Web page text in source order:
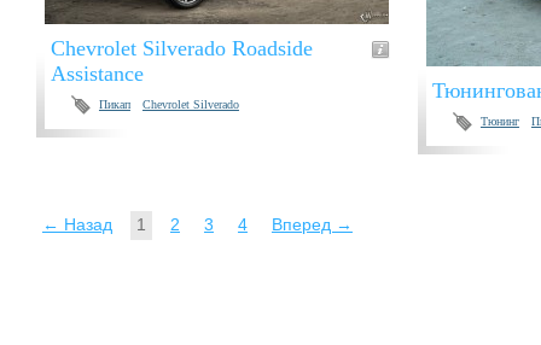
Chevrolet Silverado Roadside
Assistance
Пикап Chevrolet Silverado
Тюнинг
← Назад 1 2 3 4 Вперед →